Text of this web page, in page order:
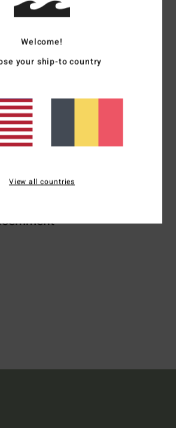
with No Slip
de base 8
Wildlife Polarized
principal] 73 % Nylon, 23 %
Métal, 2 % Alliage de zinc
Welcome!
your ship-to country
View all countries